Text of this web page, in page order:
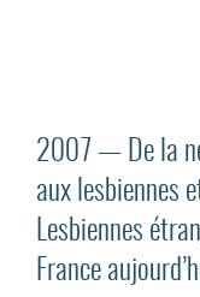
2007 — De la
aux lesbiennes
Lesbiennes
France